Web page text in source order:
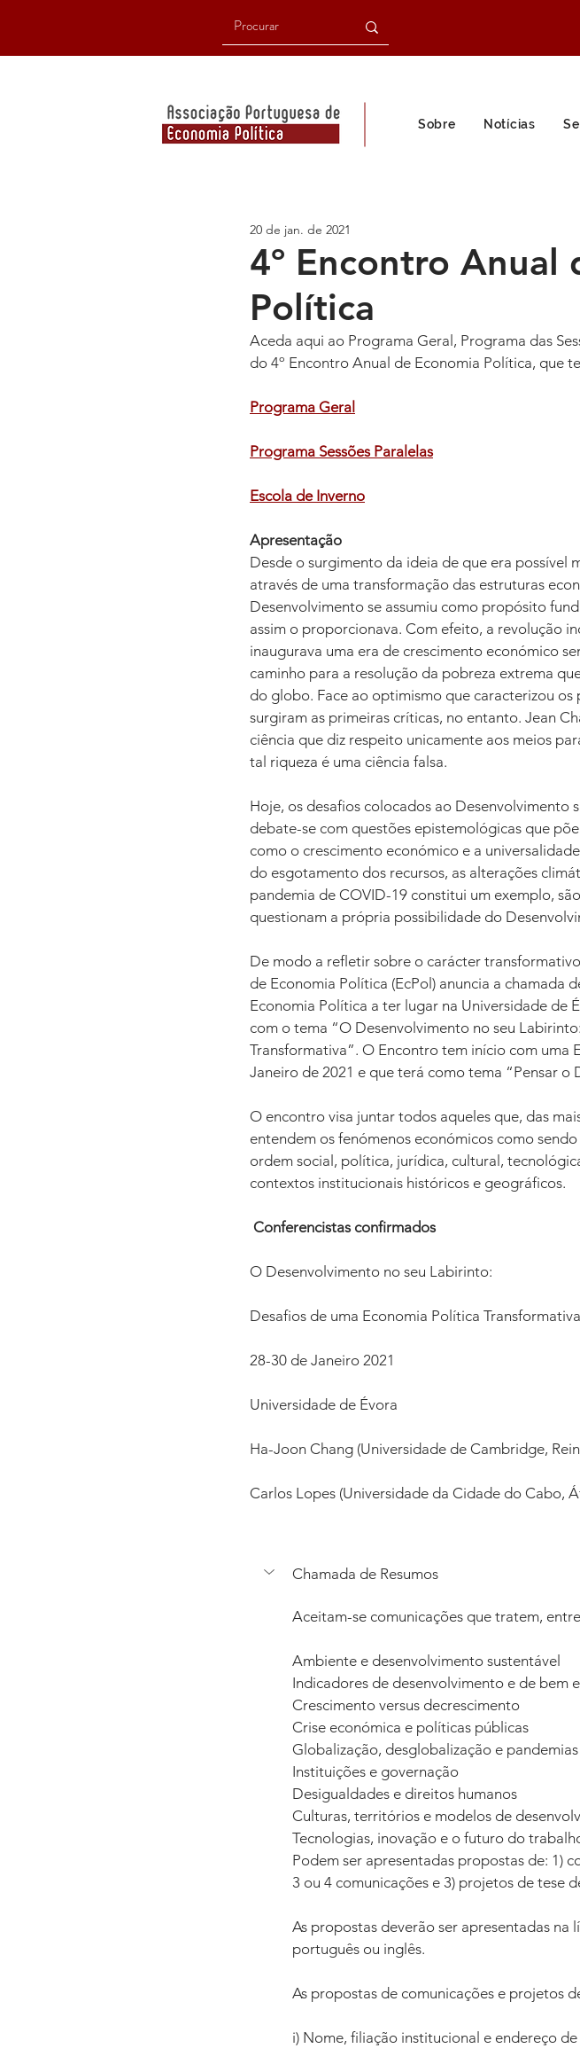
Sobre Notícias
4º Encontro Anual
Política
20 de jan. de 2021
Aceda aqui ao Programa Geral, Programa das
do 4º Encontro Anual de Economia Política, que
Programa Geral
Programa Sessões Paralelas
Escola de Inverno
Apresentação
Desde o surgimento da ideia de que era possível
através de uma transformação das estruturas
Desenvolvimento se assumiu como propósito
assim o proporcionava. Com efeito, a revolução
inaugurava uma era de crescimento económico
caminho para a resolução da pobreza extrema
do globo. Face ao optimismo que caracterizou
surgiram as primeiras críticas, no entanto. Jean
ciência que diz respeito unicamente aos meios
tal riqueza é uma ciência falsa.
Hoje, os desafios colocados ao Desenvolvimento
debate-se com questões epistemológicas que
como o crescimento económico e a
do esgotamento dos recursos, as alterações
pandemia de COVID-19 constitui um exemplo,
questionam a própria possibilidade do
De modo a refletir sobre o carácter
de Economia Política (EcPol) anuncia a chamada
Economia Política a ter lugar na Universidade de
com o tema “O Desenvolvimento no seu
Transformativa”. O Encontro tem início com uma
Janeiro de 2021 e que terá como tema “Pensar o
O encontro visa juntar todos aqueles que, das
entendem os fenómenos económicos como
ordem social, política, jurídica, cultural,
contextos institucionais históricos e geográficos.
Conferencistas confirmados
O Desenvolvimento no seu Labirinto:
Desafios de uma Economia Política Transformativa
28-30 de Janeiro 2021
Universidade de Évora
Ha-Joon Chang (Universidade de Cambridge,
Carlos Lopes (Universidade da Cidade do Cabo,
Chamada de Resumos
Aceitam-se comunicações que tratem,
Ambiente e desenvolvimento sustentável
Indicadores de desenvolvimento e de bem
Crescimento versus decrescimento
Crise económica e políticas públicas
Globalização, desglobalização e pandemias
Instituições e governação
Desigualdades e direitos humanos
Culturas, territórios e modelos de
Tecnologias, inovação e o futuro do
Podem ser apresentadas propostas de: 1)
3 ou 4 comunicações e 3) projetos de tese
As propostas deverão ser apresentadas
português ou inglês.
As propostas de comunicações e projetos
i) Nome, filiação institucional e endereço